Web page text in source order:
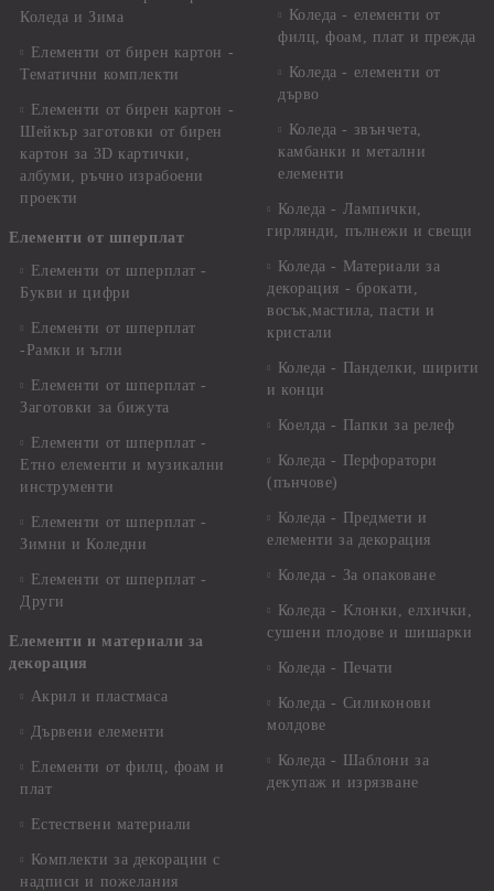
Коледа и Зима
Елементи от бирен картон -
Тематични комплекти
Елементи от бирен картон -
Шейкър заготовки от бирен
картон за 3D картички,
албуми, ръчно израбоени
проекти
Елементи от шперплат
Елементи от шперплат -
Букви и цифри
Елементи от шперплат
-Рамки и ъгли
Елементи от шперплат -
Заготовки за бижута
Елементи от шперплат -
Етно елементи и музикални
инструменти
Елементи от шперплат -
Зимни и Коледни
Елементи от шперплат -
Други
Елементи и материали за
декорация
Акрил и пластмаса
Дървени елементи
Елементи от филц, фоам и
плат
Естествени материали
Комплекти за декорации с
надписи и пожелания
Коледа - елементи от
филц, фоам, плат и прежда
Коледа - елементи от
дърво
Коледа - звънчета,
камбанки и метални
елементи
Коледа - Лампички,
гирлянди, пълнежи и свещи
Коледа - Материали за
декорация - брокати,
восък,мастила, пасти и
кристали
Коледа - Панделки, ширити
и конци
Коелда - Папки за релеф
Коледа - Перфоратори
(пънчове)
Коледа - Предмети и
елементи за декорация
Коледа - За опаковане
Коледа - Kлонки, елхички,
сушени плодове и шишарки
Коледа - Печати
Коледа - Силиконови
молдове
Коледа - Шаблони за
декупаж и изрязване